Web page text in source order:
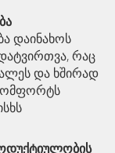
დაინახოს
რაც
და ხშირად